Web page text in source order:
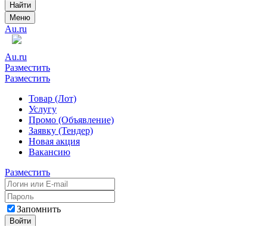
Найти
Меню
Au.ru
Au.ru
Разместить
Разместить
Товар (Лот)
Услугу
Промо (Объявление)
Заявку (Тендер)
Новая акция
Вакансию
Разместить
Запомнить
Войти